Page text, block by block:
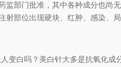
部门批准，其中各种成分也尚
部位出现硬块、红肿、感染、
变白吗？美白针大多是抗氧化